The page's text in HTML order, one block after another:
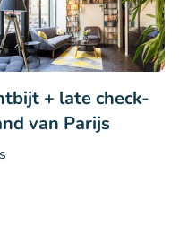
+ late check-
van Parijs